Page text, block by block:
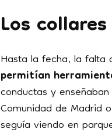
Los
Hasta la fecha, la falta
permitían
conductas y
Comunidad de Madrid
seguía viendo en